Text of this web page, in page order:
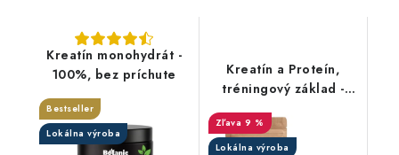
Kreatín monohydrát -
100%, bez príchute
Bestseller
Lokálna výroba
Kreatín a Proteín,
tréningový základ -
9 %
Lokálna výroba